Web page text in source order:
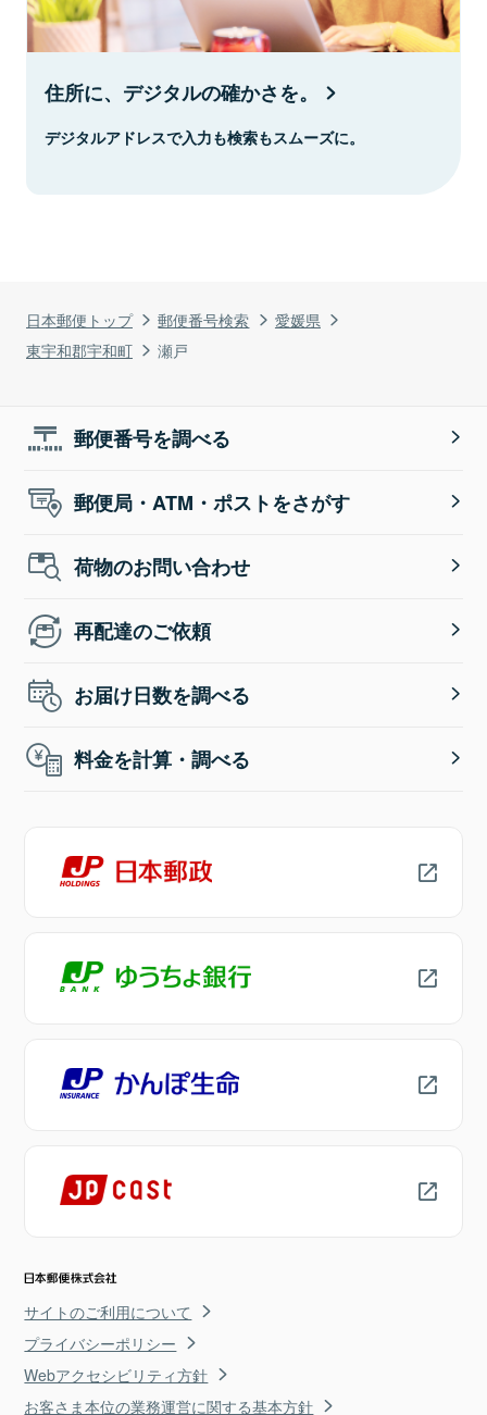
日本郵便トップ 郵便番号検索
愛媛県
東宇和郡宇和町
瀬戸
住所に、デジタルの確かさを。
デジタルアドレスで入力も検索もスムーズに。
郵便番号を調べる
郵便局・ATM・ポストをさがす
荷物のお問い合わせ
再配達のご依頼
お届け日数を調べる
料金を計算・調べる
サイトのご利用について
プライバシーポリシー
Webアクセシビリティ方針
お客さま本位の業務運営に関する基本方針